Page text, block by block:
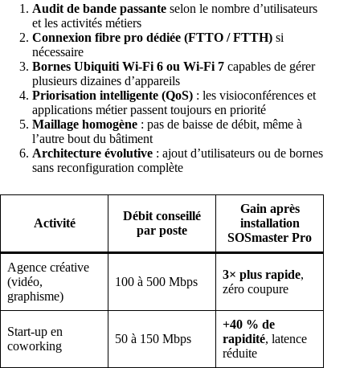
Audit de bande passante selon le nombre d’utilisateurs
et les activités métiers
Connexion fibre pro dédiée (FTTO / FTTH) si
nécessaire
Bornes Ubiquiti Wi-Fi 6 ou Wi-Fi 7 capables de gérer
plusieurs dizaines d’appareils
Priorisation intelligente (QoS) : les visioconférences et
applications métier passent toujours en priorité
Maillage homogène : pas de baisse de débit, même à
l’autre bout du bâtiment
Architecture évolutive : ajout d’utilisateurs ou de bornes
sans reconfiguration complète
Activité
Débit conseillé
par poste
Gain après
installation
SOSmaster Pro
Agence créative
(vidéo,
graphisme)
100 à 500 Mbps
3× plus rapide,
zéro coupure
Start-up en
coworking
50 à 150 Mbps
+40 % de
rapidité, latence
réduite